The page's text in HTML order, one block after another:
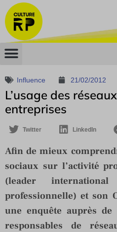
Influence 21/02/2012
L’usage des
entreprises
Twitter LinkedIn
Afin de mieux
sociaux sur l’activité
(leader
professionnelle) et son
une enquête auprès
responsables de